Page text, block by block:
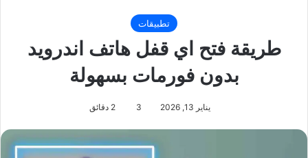
تطبيقات
طريقة فتح اي قفل هاتف اندرويد
بدون فورمات بسهولة
يناير 13, 2026 3 2 دقائق